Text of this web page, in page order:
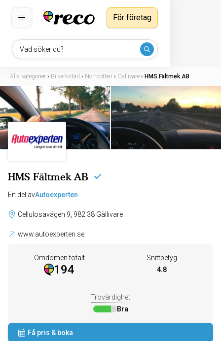
Vad söker du?
För företag
Alla kategorier › Bilverkstad › Norrbotten › Gällivare › HMS Fältmek AB
HMS Fältmek AB
En del avAutoexperten
Cellulosavägen 9, 982 38 Gällivare
www.autoexperten.se
Omdömen totalt
194
Snittbetyg
4.8
Trovärdighet
Bra
Få pris & boka